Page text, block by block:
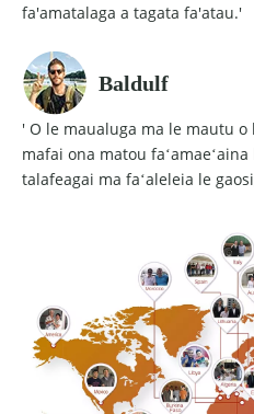
fa'amatalaga a tagata fa'atau.'
Baldulf
' O le maualuga ma le mautu
mafai ona matou
talafeagai ma faʻaleleia le